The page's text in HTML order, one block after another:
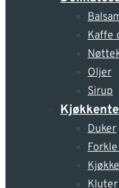
Kaffe
Oljer
Sirup
Duker
Kluter